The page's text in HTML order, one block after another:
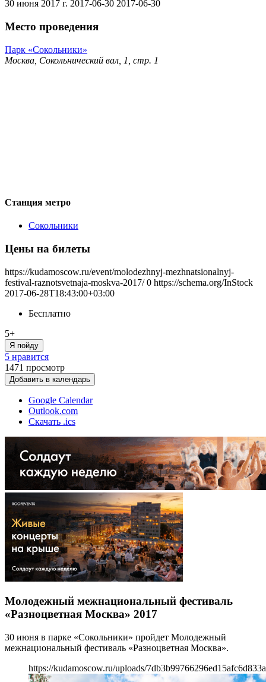
30 июня 2017 г. 2017-06-30 2017-06-30
Место проведения
Парк «Сокольники»
Москва, Сокольнический вал, 1, стр. 1
Станция метро
Сокольники
Цены на билеты
https://kudamoscow.ru/event/molodezhnyj-mezhnatsionalnyj-
festival-raznotsvetnaja-moskva-2017/ 0 https://schema.org/InStock
2017-06-28T18:43:00+03:00
Бесплатно
5+
Я пойду
5 нравится
1471 просмотр
Добавить в календарь
Google Calendar
Outlook.com
Скачать .ics
Молодежный межнациональный фестиваль
«Разноцветная Москва» 2017
30 июня в парке «Сокольники» пройдет Молодежный
межнациональный фестиваль «Разноцветная Москва».
https://kudamoscow.ru/uploads/